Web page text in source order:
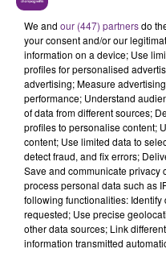
7h55
7h55
ANGELE & JUSTICE
What You Want
7h44
7h44
We and our (447) partnersdo
your consent and/or our
information on a device; Use
profiles for personalised
advertising; Measure
performance; Understand
of data from different sources;
profiles to personalise content;
content; Use limited data to
detect fraud, and fix errors;
Save and communicate privacy
process personal data such as
following functionalities:
requested; Use precise
other data sources; Link
information transmitted